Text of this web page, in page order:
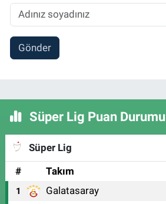
Gönder
Süper Lig Puan Durumu
Süper Lig
#
Takım
1 Galatasaray